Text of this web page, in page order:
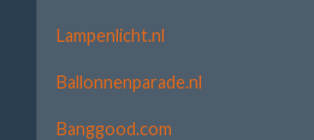
Lampenlicht.nl
Ballonnenparade.nl
Banggood.com